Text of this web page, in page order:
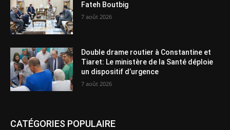
Fateh Boutbig
7 août 2026
Double drame routier à Constantine et
Tiaret: Le ministère de la Santé déploie
un dispositif d’urgence
7 août 2026
CATÉGORIES POPULAIRE